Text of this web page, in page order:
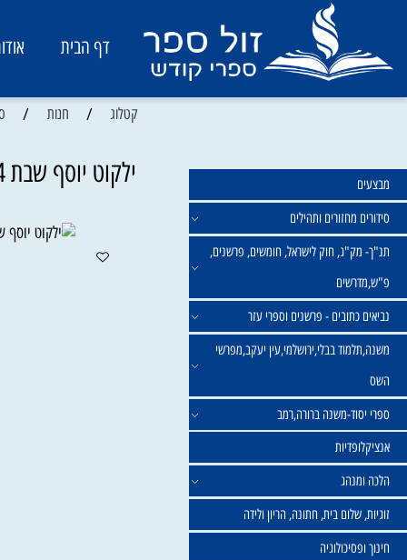
דף הבית
ותהילים
חוק לישראל, חומשים, פרשנים,
- פרשנים וספרי עזר
בבלי,ירושלמי,עין יעקב,מפרשי
משנה ברורה,רמב
בית, חתונה, הריון ולידה
/ חנות / ספרי
ילקוט יוסף שבת 4 כרכים מהדורה חדשה